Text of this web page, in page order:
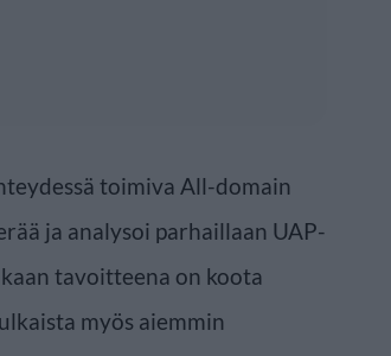
toimiva All-domain
ja analysoi parhaillaan UAP-
tavoitteena on koota
myös aiemmin